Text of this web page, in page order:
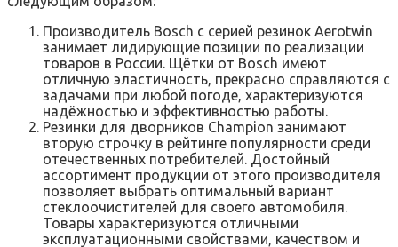
Производитель Bosch с серией резинок Aerotwin
занимает лидирующие позиции по реализации
товаров в России. Щётки от Bosch имеют
отличную эластичность, прекрасно справляются с
задачами при любой погоде, характеризуются
надёжностью и эффективностью работы.
Резинки для дворников Champion занимают
вторую строчку в рейтинге популярности среди
отечественных потребителей. Достойный
ассортимент продукции от этого производителя
позволяет выбрать оптимальный вариант
стеклоочистителей для своего автомобиля.
Товары характеризуются отличными
эксплуатационными свойствами, качеством и